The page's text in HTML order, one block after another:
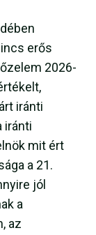
erős
2026-
iránti
iránti
mit ért
a 21.
jól
a
az